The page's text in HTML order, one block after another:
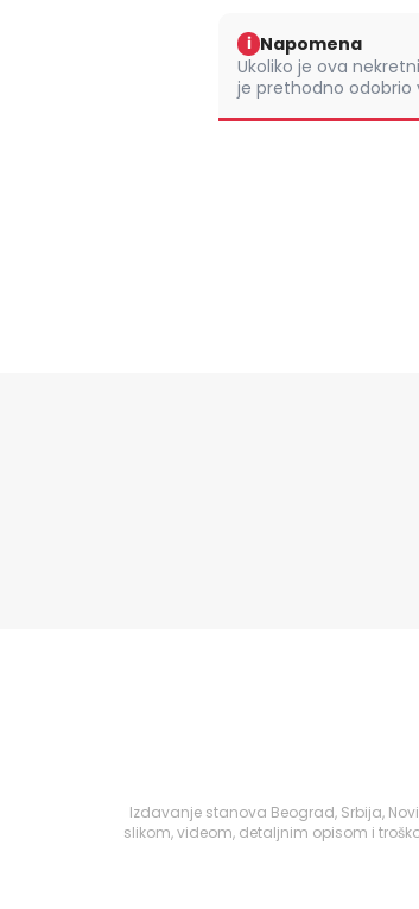
i Napomena
Ukoliko je ova
je prethodno odobrio
Izdavanje stanova Beograd, Srbija,
slikom, videom, detaljnim opisom i